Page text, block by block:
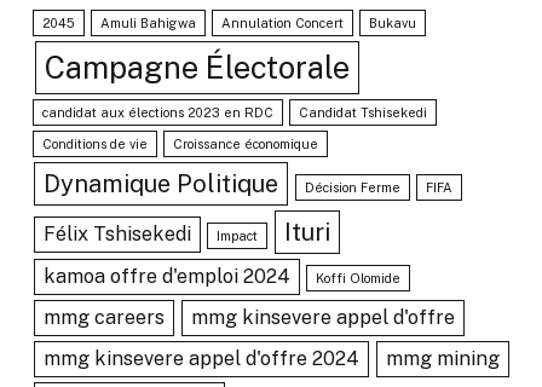
2045 Amuli Bahigwa Annulation Concert Bukavu
Campagne Électorale
candidat aux élections 2023 en RDC Candidat Tshisekedi
Conditions de vie Croissance économique
Dynamique Politique Décision Ferme FIFA
Félix Tshisekedi Impact Ituri
kamoa offre d'emploi 2024 Koffi Olomide
mmg careers
mmg kinsevere appel d'offre
mmg kinsevere appel d'offre 2024
mmg mining